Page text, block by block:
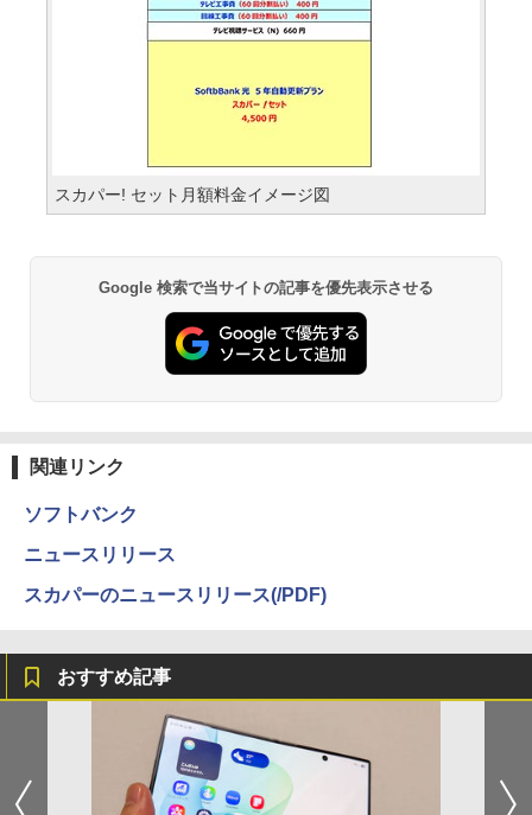
スカパー! セット月額料金イメージ図
Google 検索で当サイトの記事を優先表示させる
関連リンク
ソフトバンク
ニュースリリース
スカパーのニュースリリース(/PDF)
おすすめ記事